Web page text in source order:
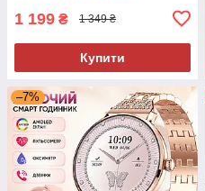
1 199 ₴ 1 349 ₴
Купити
–7%